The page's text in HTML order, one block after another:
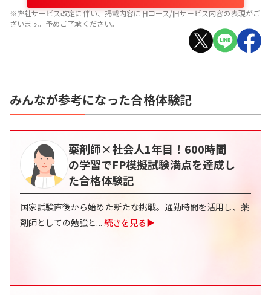
※弊社サービス改定に伴い、掲載内容に旧コース/旧サービス内容の表現がご
ざいます。予めご了承ください。
みんなが参考になった合格体験記
薬剤師×社会人1年目！600時間
の学習でFP模擬試験満点を達成し
た合格体験記
国家試験直後から始めた新たな挑戦。通勤時間を活用し、薬
剤師としての勉強と... 続きを見る▶